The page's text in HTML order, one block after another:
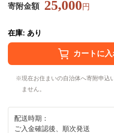
寄附金額 25,000円
在庫: あり
現在お住まいの自治体へ寄附申込
ません。
配送時期：
ご入金確認後、順次発送